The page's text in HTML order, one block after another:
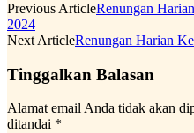
Previous ArticleRenungan
2024
Next ArticleRenungan Harian
Tinggalkan Balasan
Alamat email Anda tidak akan
ditandai *